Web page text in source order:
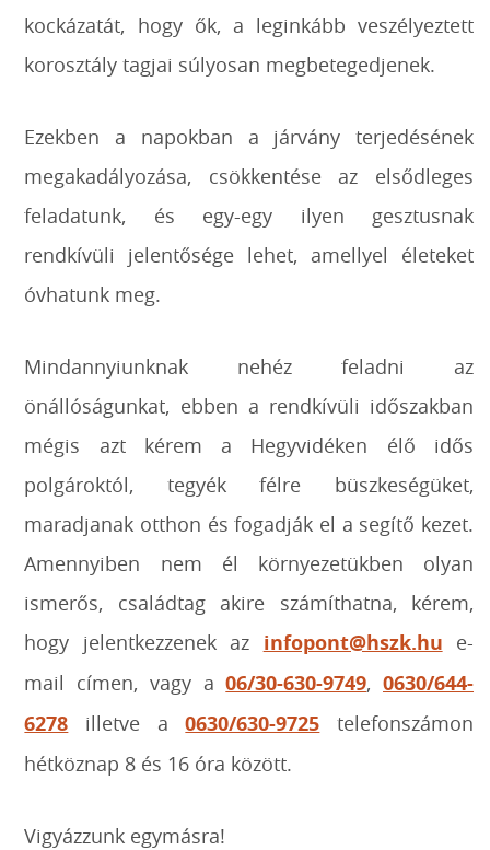
kockázatát, hogy ők, a leginkább veszélyeztett
korosztály tagjai súlyosan megbetegedjenek.
Ezekben a napokban a járvány terjedésének
megakadályozása, csökkentése az elsődleges
feladatunk, és egy-egy ilyen gesztusnak
rendkívüli jelentősége lehet, amellyel életeket
óvhatunk meg.
Mindannyiunknak nehéz feladni az
önállóságunkat, ebben a rendkívüli időszakban
mégis azt kérem a Hegyvidéken élő idős
polgároktól, tegyék félre büszkeségüket,
maradjanak otthon és fogadják el a segítő kezet.
Amennyiben nem él környezetükben olyan
ismerős, családtag akire számíthatna, kérem,
hogy jelentkezzenek az infopont@hszk.hu e-
mail címen, vagy a06/30-630-9749,0630/644-
6278 illetve a0630/630-9725 telefonszámon
hétköznap 8 és 16 óra között.
Vigyázzunk egymásra!